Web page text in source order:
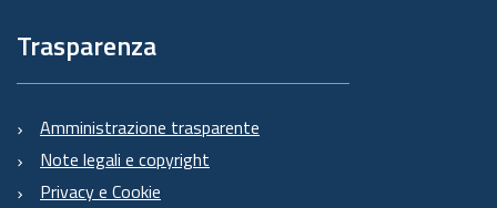
Trasparenza
Amministrazione trasparente
Note legali e copyright
Privacy e Cookie